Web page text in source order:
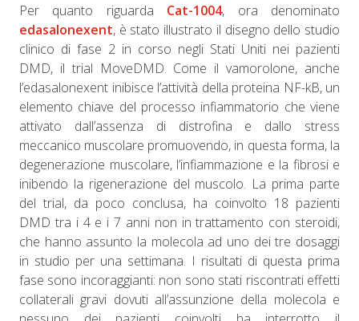
Per quanto riguarda Cat-1004, ora denominato
edasalonexent, è stato illustrato il disegno dello studio
clinico di fase 2 in corso negli Stati Uniti nei pazienti
DMD, il trial MoveDMD. Come il vamorolone, anche
l’edasalonexent inibisce l’attività della proteina NF-kB, un
elemento chiave del processo infiammatorio che viene
attivato dall’assenza di distrofina e dallo stress
meccanico muscolare promuovendo, in questa forma, la
degenerazione muscolare, l’infiammazione e la fibrosi e
inibendo la rigenerazione del muscolo. La prima parte
del trial, da poco conclusa, ha coinvolto 18 pazienti
DMD tra i 4 e i 7 anni non in trattamento con steroidi,
che hanno assunto la molecola ad uno dei tre dosaggi
in studio per una settimana. I risultati di questa prima
fase sono incoraggianti: non sono stati riscontrati effetti
collaterali gravi dovuti all’assunzione della molecola e